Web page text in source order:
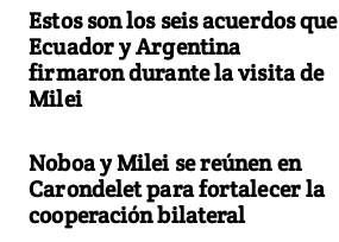
Estos son los seis acuerdos que
Ecuador y Argentina
firmaron durante la visita de
Milei
Noboa y Milei se reúnen en
Carondelet para fortalecer la
cooperación bilateral